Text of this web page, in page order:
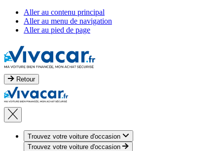
Aller au contenu principal
Aller au menu de navigation
Aller au pied de page
Retour
Trouvez votre voiture d'occasion
Trouvez votre voiture d'occasion